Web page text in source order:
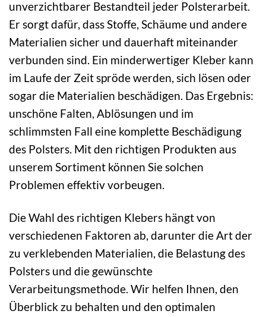
unverzichtbarer Bestandteil jeder Polsterarbeit.
Er sorgt dafür, dass Stoffe, Schäume und andere
Materialien sicher und dauerhaft miteinander
verbunden sind. Ein minderwertiger Kleber kann
im Laufe der Zeit spröde werden, sich lösen oder
sogar die Materialien beschädigen. Das Ergebnis:
unschöne Falten, Ablösungen und im
schlimmsten Fall eine komplette Beschädigung
des Polsters. Mit den richtigen Produkten aus
unserem Sortiment können Sie solchen
Problemen effektiv vorbeugen.
Die Wahl des richtigen Klebers hängt von
verschiedenen Faktoren ab, darunter die Art der
zu verklebenden Materialien, die Belastung des
Polsters und die gewünschte
Verarbeitungsmethode. Wir helfen Ihnen, den
Überblick zu behalten und den optimalen